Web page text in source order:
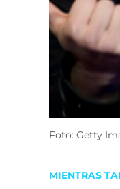
Foto: Getty
POSTED
MIENTRAS